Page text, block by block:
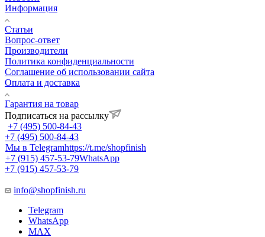
Информация
Статьи
Вопрос-ответ
Производители
Политика конфиденциальности
Соглашение об использовании сайта
Оплата и доставка
Гарантия на товар
Подписаться на рассылку
+7 (495) 500-84-43
+7 (495) 500-84-43
Мы в Telegramhttps://t.me/shopfinish
+7 (915) 457-53-79WhatsApp
+7 (915) 457-53-79
info@shopfinish.ru
Telegram
WhatsApp
MAX